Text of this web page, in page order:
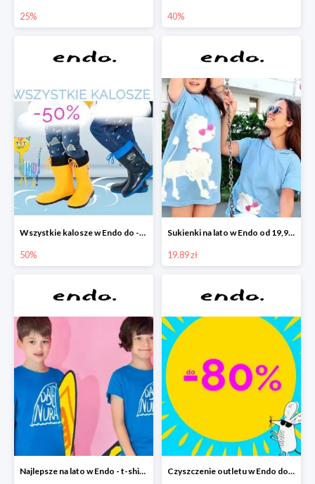
25% 40%
Wszystkie kalosze w Endo do -50%
50%
Sukienki na lato w Endo od 19,90 zł
19.89 zł
Najlepsze na lato w Endo - t-shirty od 9,90 zł i krótkie spodenki od 19,90 zł Czyszczenie outletu w Endo do -80%